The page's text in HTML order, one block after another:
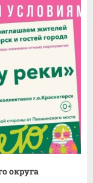
округа